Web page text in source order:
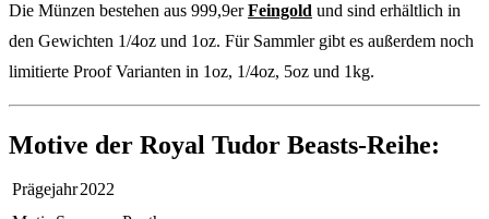
Die Münzen bestehen aus 999,9erFeingold und sind erhältlich in
den Gewichten 1/4oz und 1oz. Für Sammler gibt es außerdem noch
limitierte Proof Varianten in 1oz, 1/4oz, 5oz und 1kg.
Motive der Royal Tudor Beasts-Reihe:
Prägejahr2022